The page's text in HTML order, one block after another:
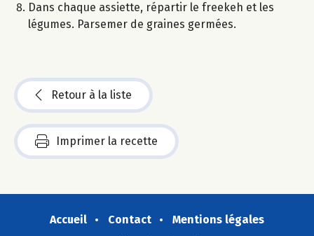
Dans chaque assiette, répartir le freekeh et les
légumes. Parsemer de graines germées.
Retour à la liste
Imprimer la recette
Accueil Contact
Mentions légales